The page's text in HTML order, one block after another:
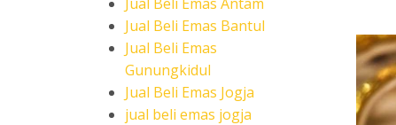
Jual Beli Emas Bantul
Jual Beli Emas
Gunungkidul
Jual Beli Emas Jogja
jual beli emas jogja